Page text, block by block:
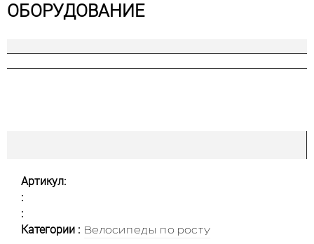
ОБОРУДОВАНИЕ
Артикул:
:
:
Категории : Велосипеды по росту